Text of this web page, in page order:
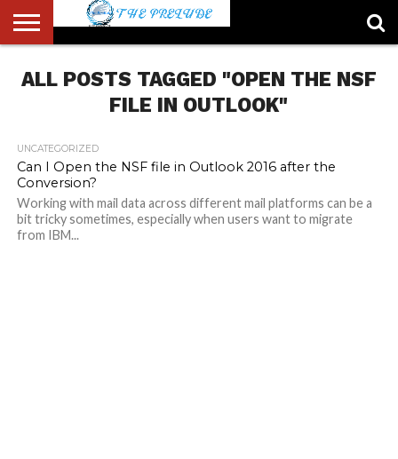
US
ACCOUNT
AUTHORS
LIST
FULL-
WIDTH
HOME
LATEST
NEWS
LOGIN
LOGOUT
MEMBERS
PASSWORD
RESET
REGISTER
SAMPLE
PAGE
TYPOGRAPHY
USER
ALL POSTS TAGGED "OPEN THE NSF
FILE IN OUTLOOK"
UNCATEGORIZED
Can I Open the NSF file in Outlook 2016 after the
Conversion?
Working with mail data across different mail platforms can be a
bit tricky sometimes, especially when users want to migrate
from IBM...